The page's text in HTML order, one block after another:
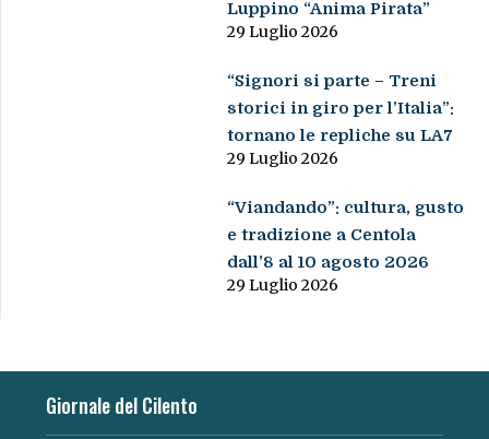
Luppino “Anima Pirata”
29 Luglio 2026
“Signori si parte – Treni
storici in giro per l’Italia”:
tornano le repliche su LA7
29 Luglio 2026
“Viandando”: cultura, gusto
e tradizione a Centola
dall’8 al 10 agosto 2026
29 Luglio 2026
Giornale del Cilento